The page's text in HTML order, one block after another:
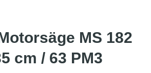
MS 182
cm / 63 PM3